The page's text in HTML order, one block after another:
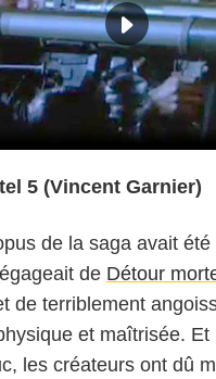
5 (Vincent Garnier)
de la saga avait
de Détour
de terriblement
et maîtrisée. Et
les créateurs ont dû